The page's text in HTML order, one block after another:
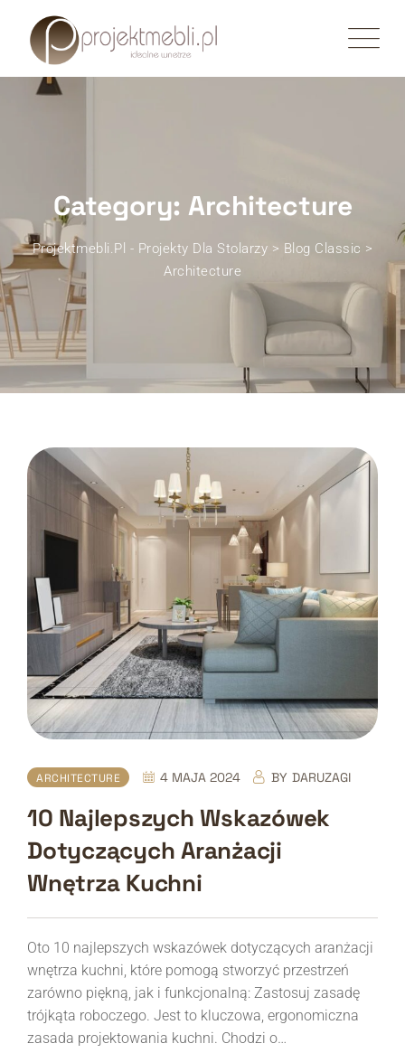
content
Category: Architecture
Projektmebli.pl - Projekty Dla Stolarzy > Blog Classic >
Architecture
ARCHITECTURE 4 MAJA 2024 BY DARUZAGI
10 Najlepszych Wskazówek
Dotyczących Aranżacji
Wnętrza Kuchni
Oto 10 najlepszych wskazówek dotyczących aranżacji
wnętrza kuchni, które pomogą stworzyć przestrzeń
zarówno piękną, jak i funkcjonalną: Zastosuj zasadę
trójkąta roboczego. Jest to kluczowa, ergonomiczna
zasada projektowania kuchni. Chodzi o…